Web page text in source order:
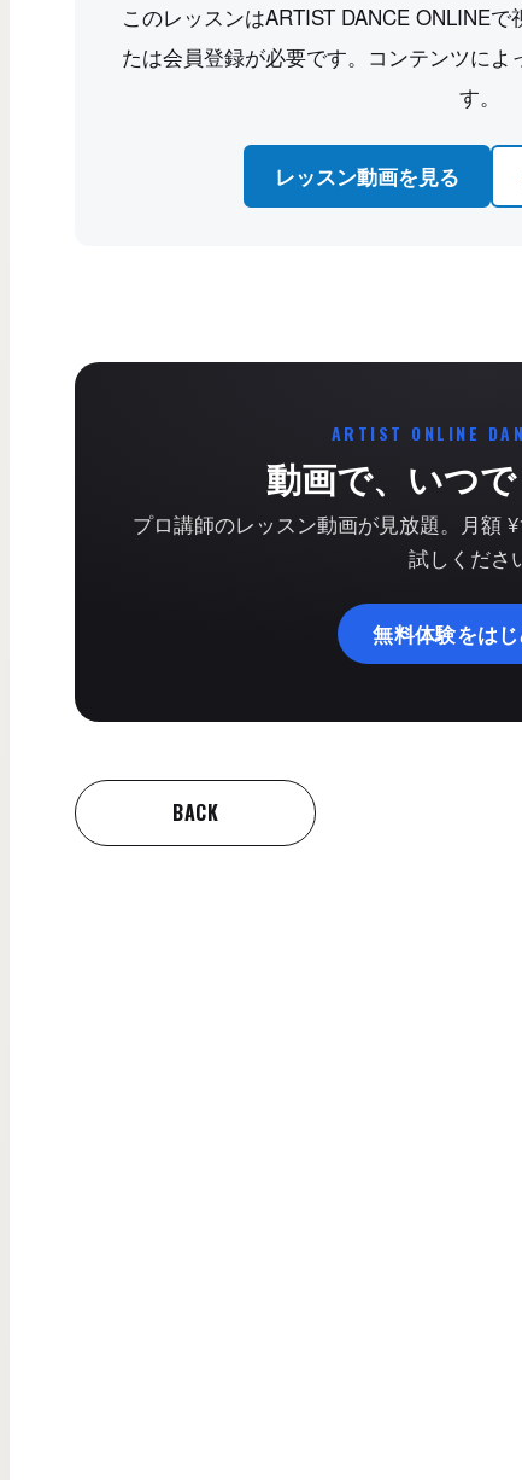
このレッスンはARTIST DANCE ONLINE
たは会員登録が必要です。コンテンツに
す。
レッスン動画を見る
ARTIST ONLINE
動画で、いつで
プロ講師のレッスン動画が見放題。月額
試しくださ
無料体験をは
BACK